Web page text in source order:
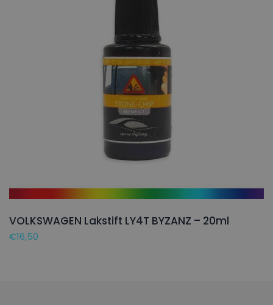
VOLKSWAGEN Lakstift LY4T BYZANZ – 20ml
€16,50